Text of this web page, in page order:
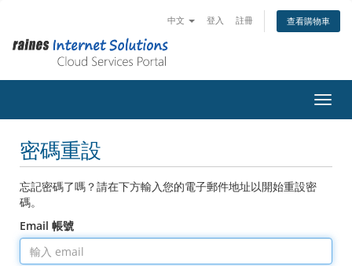
中文 登入 註冊 查看購物車
切換
密碼重設
忘記密碼了嗎？請在下方輸入您的電子郵件地址以開始重設密
碼。
Email 帳號